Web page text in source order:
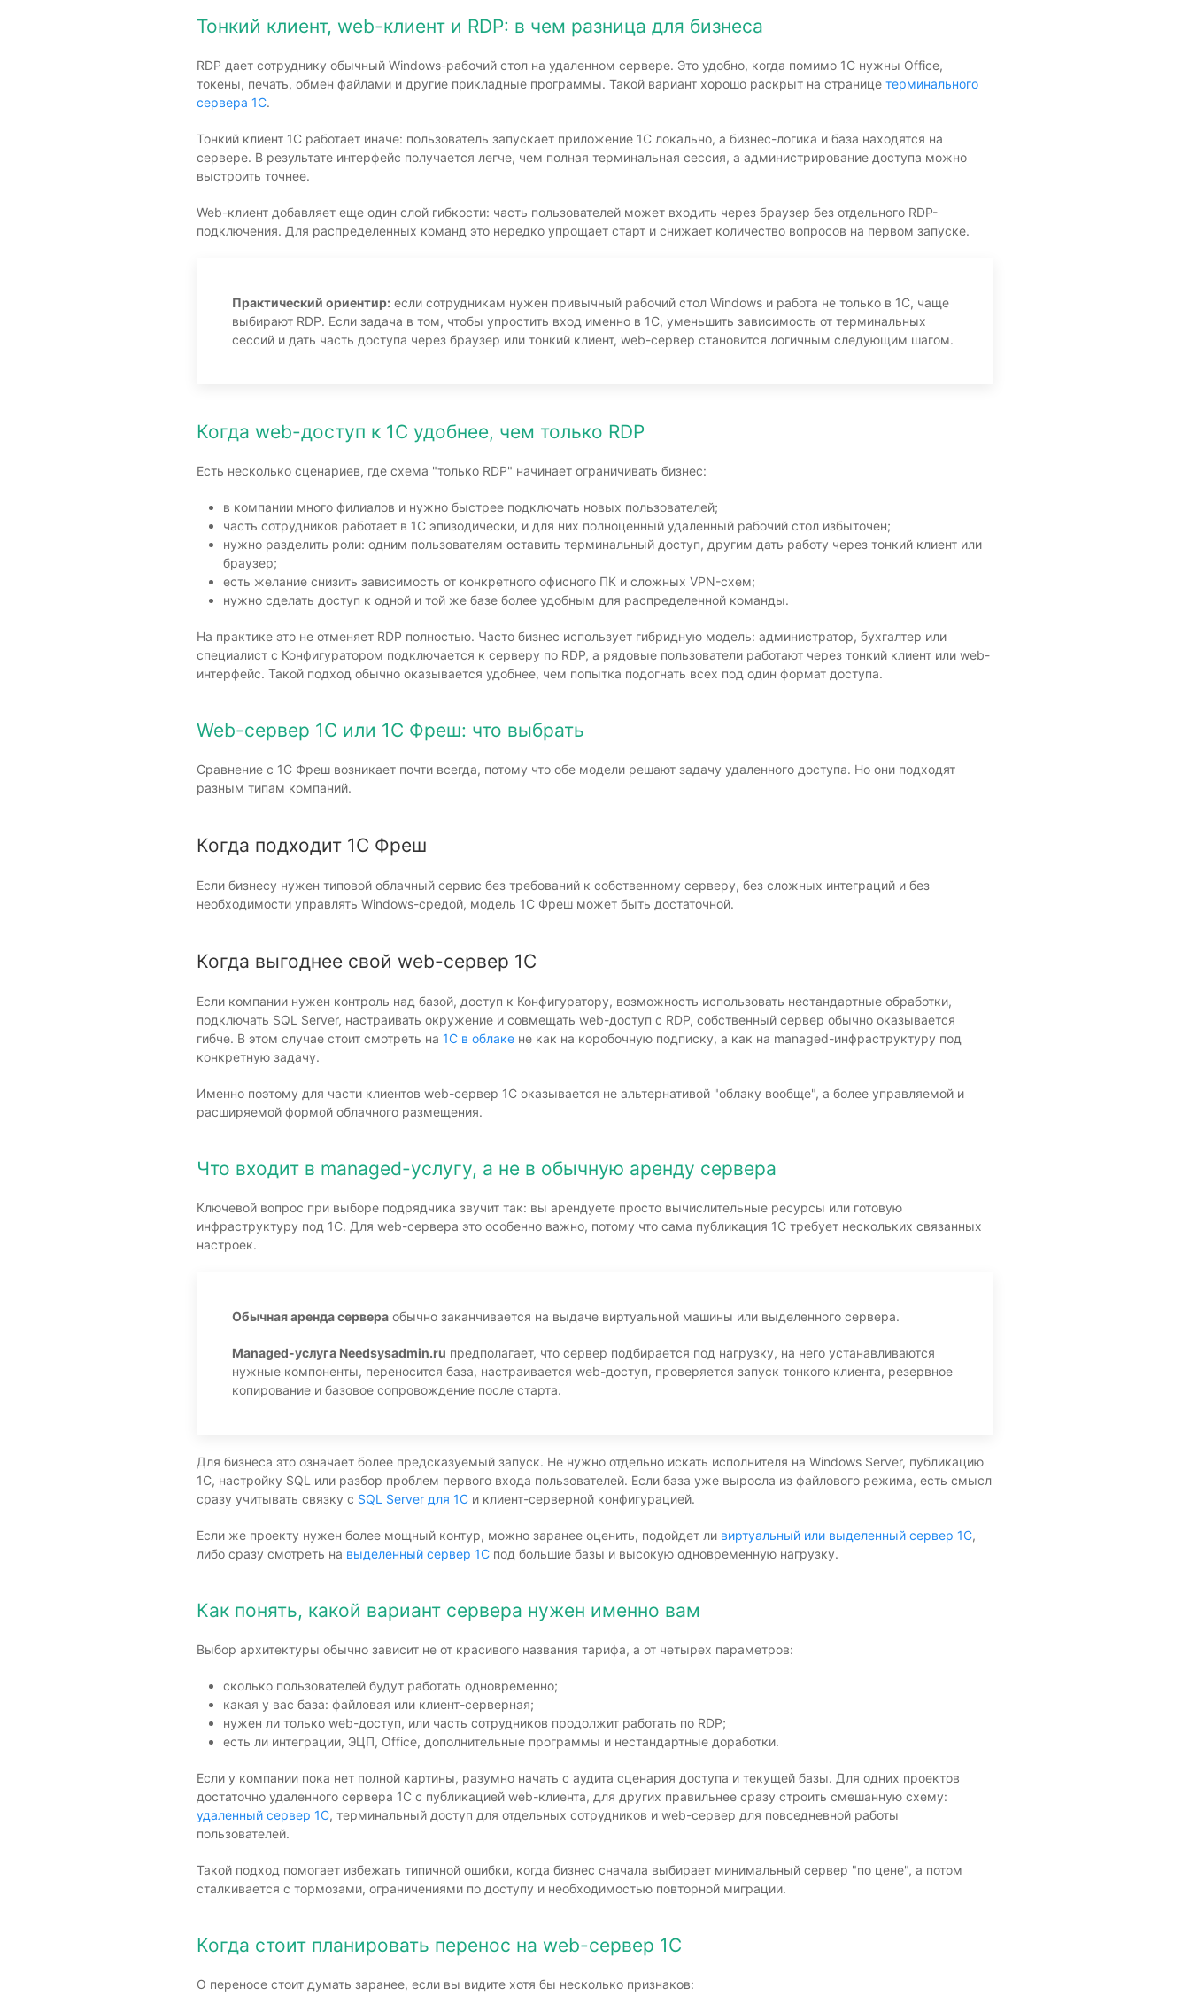
Тонкий клиент, web-клиент и RDP: в чем разница для бизнеса
RDP дает сотруднику обычный Windows-рабочий стол на удаленном сервере. Это удобно, когда помимо 1С нужны Office,
токены, печать, обмен файлами и другие прикладные программы. Такой вариант хорошо раскрыт на странице терминального
сервера 1С.
Тонкий клиент 1С работает иначе: пользователь запускает приложение 1С локально, а бизнес-логика и база находятся на
сервере. В результате интерфейс получается легче, чем полная терминальная сессия, а администрирование доступа можно
выстроить точнее.
Web-клиент добавляет еще один слой гибкости: часть пользователей может входить через браузер без отдельного RDP-
подключения. Для распределенных команд это нередко упрощает старт и снижает количество вопросов на первом запуске.
Практический ориентир: если сотрудникам нужен привычный рабочий стол Windows и работа не только в 1С, чаще
выбирают RDP. Если задача в том, чтобы упростить вход именно в 1С, уменьшить зависимость от терминальных
сессий и дать часть доступа через браузер или тонкий клиент, web-сервер становится логичным следующим шагом.
Когда web-доступ к 1С удобнее, чем только RDP
Есть несколько сценариев, где схема "только RDP" начинает ограничивать бизнес:
в компании много филиалов и нужно быстрее подключать новых пользователей;
часть сотрудников работает в 1С эпизодически, и для них полноценный удаленный рабочий стол избыточен;
нужно разделить роли: одним пользователям оставить терминальный доступ, другим дать работу через тонкий клиент или
браузер;
есть желание снизить зависимость от конкретного офисного ПК и сложных VPN-схем;
нужно сделать доступ к одной и той же базе более удобным для распределенной команды.
На практике это не отменяет RDP полностью. Часто бизнес использует гибридную модель: администратор, бухгалтер или
специалист с Конфигуратором подключается к серверу по RDP, а рядовые пользователи работают через тонкий клиент или web-
интерфейс. Такой подход обычно оказывается удобнее, чем попытка подогнать всех под один формат доступа.
Web-сервер 1С или 1С Фреш: что выбрать
Сравнение с 1С Фреш возникает почти всегда, потому что обе модели решают задачу удаленного доступа. Но они подходят
разным типам компаний.
Когда подходит 1С Фреш
Если бизнесу нужен типовой облачный сервис без требований к собственному серверу, без сложных интеграций и без
необходимости управлять Windows-средой, модель 1С Фреш может быть достаточной.
Когда выгоднее свой web-сервер 1С
Если компании нужен контроль над базой, доступ к Конфигуратору, возможность использовать нестандартные обработки,
подключать SQL Server, настраивать окружение и совмещать web-доступ с RDP, собственный сервер обычно оказывается
гибче. В этом случае стоит смотреть на 1С в облаке не как на коробочную подписку, а как на managed-инфраструктуру под
конкретную задачу.
Именно поэтому для части клиентов web-сервер 1С оказывается не альтернативой "облаку вообще", а более управляемой и
расширяемой формой облачного размещения.
Что входит в managed-услугу, а не в обычную аренду сервера
Ключевой вопрос при выборе подрядчика звучит так: вы арендуете просто вычислительные ресурсы или готовую
инфраструктуру под 1С. Для web-сервера это особенно важно, потому что сама публикация 1С требует нескольких связанных
настроек.
Обычная аренда сервера обычно заканчивается на выдаче виртуальной машины или выделенного сервера.
Managed-услуга Needsysadmin.ru предполагает, что сервер подбирается под нагрузку, на него устанавливаются
нужные компоненты, переносится база, настраивается web-доступ, проверяется запуск тонкого клиента, резервное
копирование и базовое сопровождение после старта.
Для бизнеса это означает более предсказуемый запуск. Не нужно отдельно искать исполнителя на Windows Server, публикацию
1С, настройку SQL или разбор проблем первого входа пользователей. Если база уже выросла из файлового режима, есть смысл
сразу учитывать связку с SQL Server для 1С и клиент-серверной конфигурацией.
Если же проекту нужен более мощный контур, можно заранее оценить, подойдет ли виртуальный или выделенный сервер 1С,
либо сразу смотреть на выделенный сервер 1С под большие базы и высокую одновременную нагрузку.
Как понять, какой вариант сервера нужен именно вам
Выбор архитектуры обычно зависит не от красивого названия тарифа, а от четырех параметров:
сколько пользователей будут работать одновременно;
какая у вас база: файловая или клиент-серверная;
нужен ли только web-доступ, или часть сотрудников продолжит работать по RDP;
есть ли интеграции, ЭЦП, Office, дополнительные программы и нестандартные доработки.
Если у компании пока нет полной картины, разумно начать с аудита сценария доступа и текущей базы. Для одних проектов
достаточно удаленного сервера 1С с публикацией web-клиента, для других правильнее сразу строить смешанную схему:
удаленный сервер 1С, терминальный доступ для отдельных сотрудников и web-сервер для повседневной работы
пользователей.
Такой подход помогает избежать типичной ошибки, когда бизнес сначала выбирает минимальный сервер "по цене", а потом
сталкивается с тормозами, ограничениями по доступу и необходимостью повторной миграции.
Когда стоит планировать перенос на web-сервер 1С
О переносе стоит думать заранее, если вы видите хотя бы несколько признаков: